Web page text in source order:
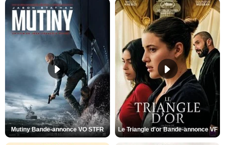
Mutiny Bande-annonce VO STFR Le Triangle d'or Bande-annonce VF